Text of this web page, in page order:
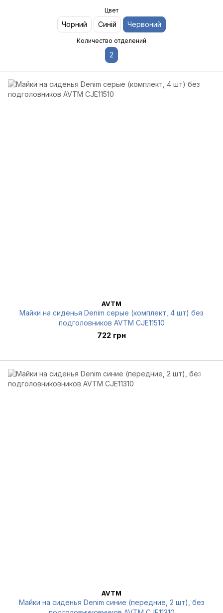
Цвет
Чорний Синій Червоний
Количество отделений
2
AVTM
Майки на сиденья Denim серые (комплект, 4 шт) без
подголовников AVTM CJE11510
722 грн
AVTM
Майки на сиденья Denim синие (передние, 2 шт), без